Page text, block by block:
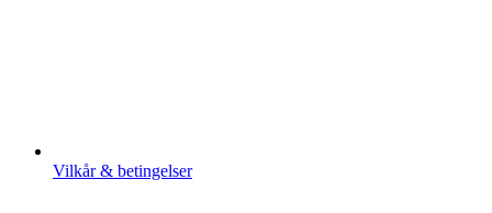
Vilkår & betingelser